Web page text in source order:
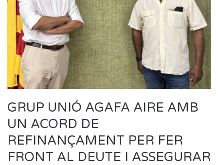
GRUP UNIÓ AGAFA AIRE AMB
UN ACORD DE
REFINANÇAMENT PER FER
FRONT AL DEUTE I ASSEGURAR